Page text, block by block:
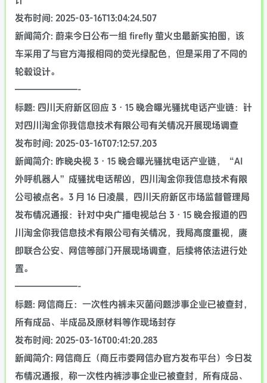
发布时间: 2025-03-16T13:04:24.507
新闻简介: 蔚来今日公布一组 firefly 萤火虫最新实拍图，该
车采用了与官方海报相同的荧光绿配色，但是采用了不同的
轮毂设计。
———————-
标题: 四川天府新区回应 3・15 晚会曝光骚扰电话产业链：针
对四川淘金你我信息技术有限公司有关情况开展现场调查
发布时间: 2025-03-16T07:12:57.203
新闻简介: 昨晚央视 3・15 晚会曝光骚扰电话产业链，“AI
外呼机器人”成骚扰电话帮凶，四川淘金你我信息技术有限
公司被点名。3 月 16 日凌晨，四川天府新区市场监督管理局
发布情况通报：针对中央广播电视总台 3・15 晚会报道的四
川淘金你我信息技术有限公司有关情况，我局高度重视，赓
即联合公安、网信等部门开展现场调查，后续将依法进行处
置。
———————-
标题: 网信商丘：一次性内裤未灭菌问题涉事企业已被查封，
所有成品、半成品及原材料等作现场封存
发布时间: 2025-03-16T00:41:20.283
新闻简介: 网信商丘（商丘市委网信办官方发布平台）今日发
布情况通报，称一次性内裤涉事企业已被查封，所有成品、